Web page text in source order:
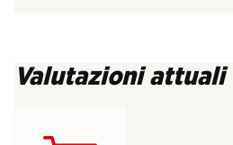
Valutazioni attuali